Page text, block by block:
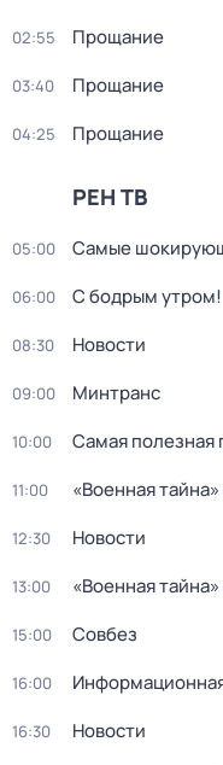
02:55 Прощание
03:40 Прощание
04:25 Прощание
РЕН ТВ
05:00 Самые
06:00 С бодрым утром!
08:30 Новости
09:00 Минтранс
10:00 Самая полезная
11:00 «Военная
12:30 Новости
13:00 «Военная
15:00 Совбез
16:00
16:30 Новости